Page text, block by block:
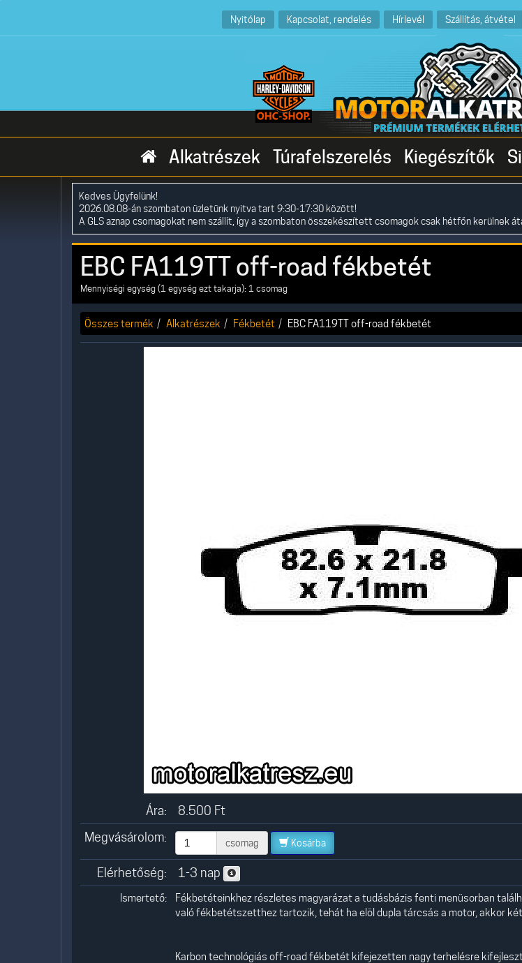
Nyitólap Kapcsolat, rendelés Hírlevél Szállítás, átvétel
Alkatrészek Túrafelszerelés Kiegészítők
Kedves Ügyfelünk!
2026.08.08-án szombaton üzletünk nyitva tart 9:30-17:30 között!
A GLS aznap csomagokat nem szállít, így a szombaton összekészített csomagok csak hétfőn kerülnek
EBC FA119TT off-road fékbetét
Mennyiségi egység (1 egység ezt takarja): 1 csomag
Összes termék Alkatrészek Fékbetét EBC FA119TT off-road fékbetét
Ára: 8.500 Ft
Megvásárolom:
csomag Kosárba
Elérhetőség: 1-3 nap
Ismertető:
Fékbetéteinkhez részletes magyarázat a tudásbázis fenti menüsorban
való fékbetétszetthez tartozik, tehát ha elöl dupla tárcsás a motor, akkor
Karbon technológiás off-road fékbetét kifejezetten nagy terhelésre